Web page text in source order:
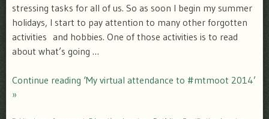
stressing tasks for all of us. So as soon I begin my summer
holidays, I start to pay attention to many other forgotten
activities and hobbies. One of those activities is to read
about what’s going …
Continue reading ‘My virtual attendance to #mtmoot 2014’
»